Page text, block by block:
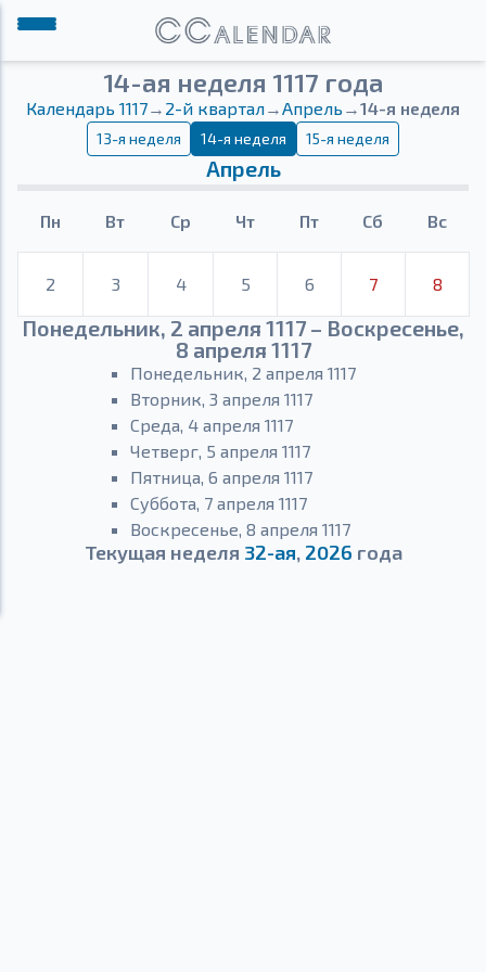
14-ая неделя 1117 года
Календарь 1117→ 2-й квартал→Апрель →14-я неделя
13-я неделя 14-я неделя 15-я неделя
Апрель
Пн Вт Ср Чт Пт Сб Вс
2 3 4 5 6 7 8
Понедельник, 2 апреля 1117 – Воскресенье,
8 апреля 1117
Понедельник, 2 апреля 1117
Вторник, 3 апреля 1117
Среда, 4 апреля 1117
Четверг, 5 апреля 1117
Пятница, 6 апреля 1117
Суббота, 7 апреля 1117
Воскресенье, 8 апреля 1117
Текущая неделя 32-ая, 2026 года